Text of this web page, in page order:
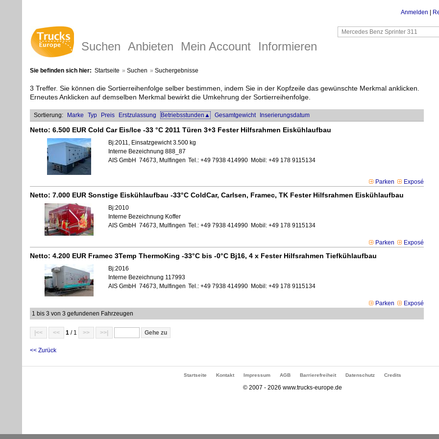
Anmelden
Suchen Anbieten Mein Account Informieren
Sie befinden sich hier: Startseite » Suchen » Suchergebnisse
3 Treffer. Sie können die Sortierreihenfolge selber bestimmen, indem Sie in der Kopfzeile das gewünschte Merkmal anklicken.
Erneutes Anklicken auf demselben Merkmal bewirkt die Umkehrung der Sortierreihenfolge.
Sortierung: Marke Typ Preis Erstzulassung Betriebsstunden▲ Gesamtgewicht Inserierungsdatum
Netto: 6.500 EUR Cold Car Eis/Ice -33 °C 2011 Türen 3+3 Fester Hilfsrahmen Eiskühlaufbau
Bj:2011, Einsatzgewicht 3.500 kg
Interne Bezeichnung 888_87
AIS GmbH 74673, Mulfingen Tel.: +49 7938 414990 Mobil: +49 178 9115134
Parken Exposé
Netto: 7.000 EUR Sonstige Eiskühlaufbau -33°C ColdCar, Carlsen, Framec, TK Fester Hilfsrahmen Eiskühlaufbau
Bj:2010
Interne Bezeichnung Koffer
AIS GmbH 74673, Mulfingen Tel.: +49 7938 414990 Mobil: +49 178 9115134
Parken Exposé
Netto: 4.200 EUR Framec 3Temp ThermoKing -33°C bis -0°C Bj16, 4 x Fester Hilfsrahmen Tiefkühlaufbau
Bj:2016
Interne Bezeichnung 117993
AIS GmbH 74673, Mulfingen Tel.: +49 7938 414990 Mobil: +49 178 9115134
Parken
Exposé
1 bis 3 von 3 gefundenen Fahrzeugen
|<< << 1 / 1 >> >>|
<< Zurück
Startseite Kontakt Impressum AGB Barrierefreiheit Datenschutz Credits
© 2007 - 2026 www.trucks-europe.de